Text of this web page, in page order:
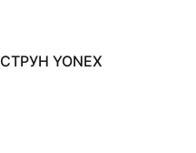
YONEX